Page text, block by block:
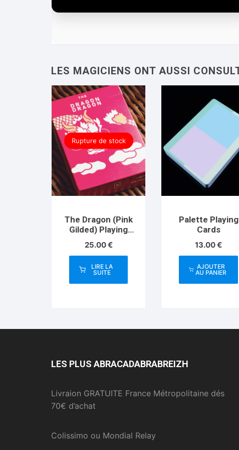
Rupture de stock
The Dragon (Pink
Gilded) Playing
25.00€
LIRE LA
SUITE
Palette Playing
Cards
13.00€
AJOUTER
AU PANIER
LES PLUS ABRACADABRABREIZH
Livraion GRATUITE France Métropolitaine dés
70€ d’achat
Colissimo ou Mondial Relay